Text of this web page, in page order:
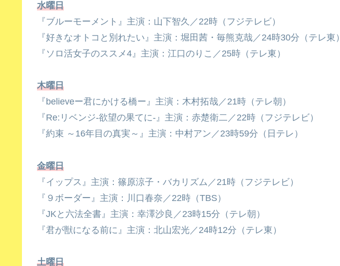
水曜日
『ブルーモーメント』主演：山下智久／22時（フジテレビ）
『好きなオトコと別れたい』主演：堀田茜・毎熊克哉／24時30分（テレ東）
『ソロ活女子のススメ4』主演：江口のりこ／25時（テレ東）
木曜日
『believeー君にかける橋ー』主演：木村拓哉／21時（テレ朝）
『Re:リベンジ-欲望の果てに-』主演：赤楚衛二／22時（フジテレビ）
『約束 ～16年目の真実～』主演：中村アン／23時59分（日テレ）
金曜日
『イップス』主演：篠原涼子・バカリズム／21時（フジテレビ）
『９ボーダー』主演：川口春奈／22時（TBS）
『JKと六法全書』主演：幸澤沙良／23時15分（テレ朝）
『君が獣になる前に』主演：北山宏光／24時12分（テレ東）
土曜日